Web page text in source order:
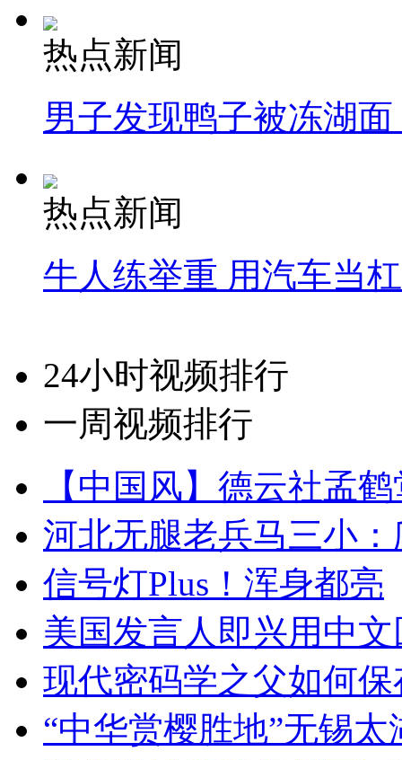
热点新闻
男子发现鸭子被冻湖
热点新闻
牛人练举重 用汽车当
24小时视频排行
一周视频排行
【中国风】德云社孟
河北无腿老兵马三小
信号灯Plus！浑身都亮
美国发言人即兴用中
现代密码学之父如何
“中华赏樱胜地”无锡